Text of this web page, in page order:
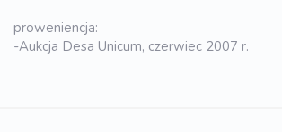
proweniencja:
-Aukcja Desa Unicum, czerwiec 2007 r.